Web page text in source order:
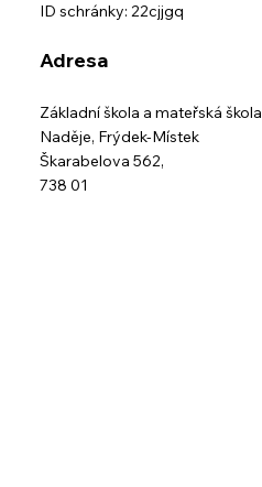
ID schránky: 22cjjgq
Adresa
Základní škola a mateřská škola
Naděje, Frýdek-Místek
Škarabelova 562,
738 01